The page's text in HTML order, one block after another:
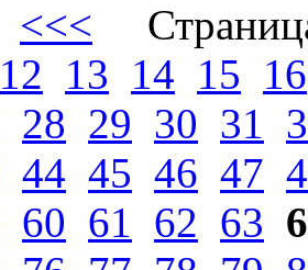
<<<
12 13 14 15 16
28 29 30 31
44 45 46 47
60 61 62 63